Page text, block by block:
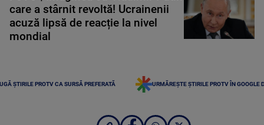
care a stârnit revoltă! Ucrainenii
acuză lipsă de reacție la nivel
mondial
ȘTIRILE PROTV CA SURSĂ PREFERATĂ URMĂREȘTE ȘTIRILE PROTV ÎN GOOGLE